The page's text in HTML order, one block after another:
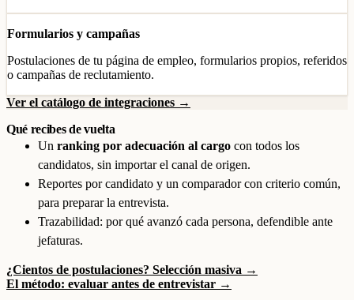
Formularios y campañas
Postulaciones de tu página de empleo, formularios propios, referidos
o campañas de reclutamiento.
Ver el catálogo de integraciones →
Qué recibes de vuelta
Un ranking por adecuación al cargo con todos los
candidatos, sin importar el canal de origen.
Reportes por candidato y un comparador con criterio común,
para preparar la entrevista.
Trazabilidad: por qué avanzó cada persona, defendible ante
jefaturas.
¿Cientos de postulaciones? Selección masiva →
El método: evaluar antes de entrevistar →